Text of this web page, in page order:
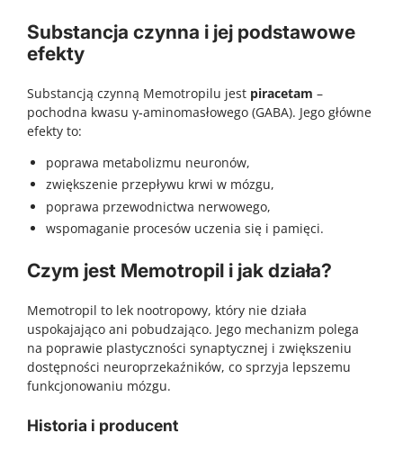
Substancja czynna i jej podstawowe
efekty
Substancją czynną Memotropilu jest piracetam –
pochodna kwasu γ‑aminomasłowego (GABA). Jego główne
efekty to:
poprawa metabolizmu neuronów,
zwiększenie przepływu krwi w mózgu,
poprawa przewodnictwa nerwowego,
wspomaganie procesów uczenia się i pamięci.
Czym jest Memotropil i jak działa?
Memotropil to lek nootropowy, który nie działa
uspokajająco ani pobudzająco. Jego mechanizm polega
na poprawie plastyczności synaptycznej i zwiększeniu
dostępności neuroprzekaźników, co sprzyja lepszemu
funkcjonowaniu mózgu.
Historia i producent